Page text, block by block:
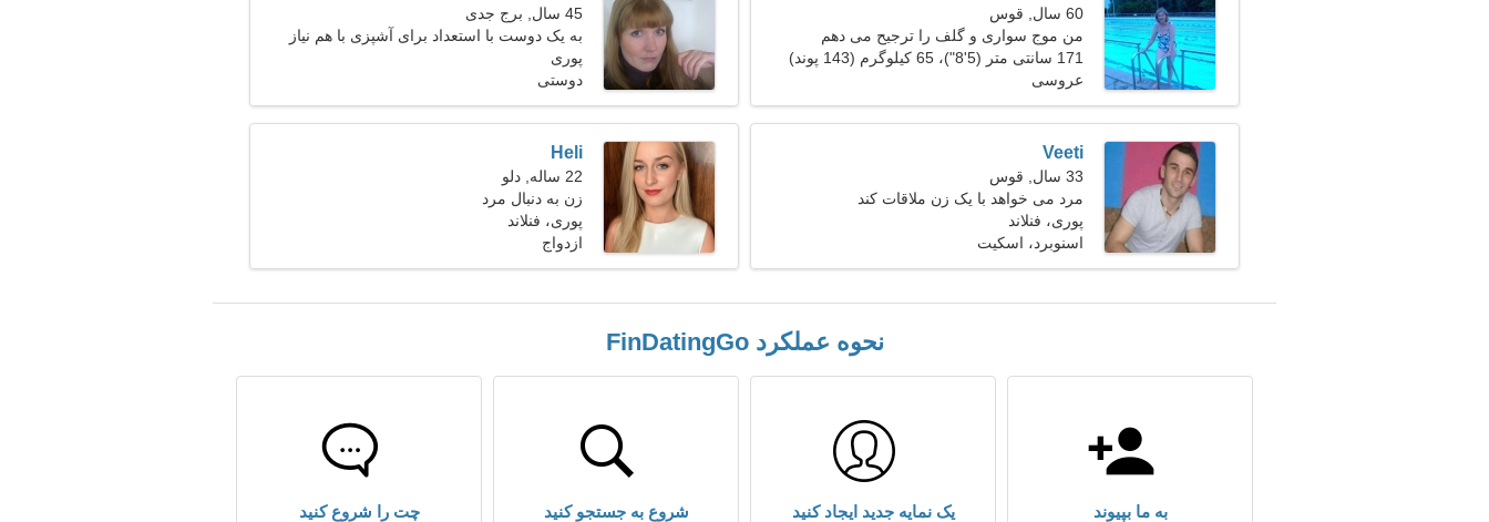
60 سال, قوس
من موج سواری و گلف را ترجیح می دهم
171 سانتی متر (5'8")، 65 کیلوگرم (143 پوند)
عروسی
45 سال, برج جدی
به یک دوست با استعداد برای آشپزی با هم نیاز
دارم
پوری
دوستی
Veeti
33 سال, قوس
مرد می خواهد با یک زن ملاقات کند
پوری، فنلاند
اسنوبرد، اسکیت
Heli
22 ساله, دلو
زن به دنبال مرد
پوری، فنلاند
ازدواج
نحوه عملکرد FinDatingGo
به ما بپیوند یک نمایه جدید ایجاد کنید شروع به جستجو کنید چت را شروع کنید